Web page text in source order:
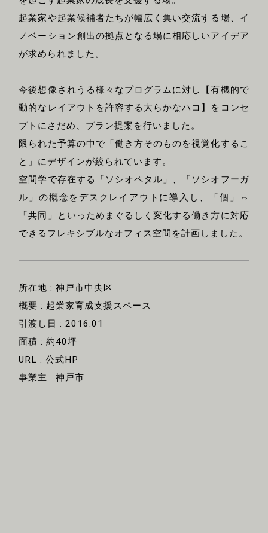
起業家や起業候補者たちが幅広く集い交流する場、イ
ノベーション創出の拠点となる場に相応しいアイデア
が求められました。
今後想像されうる様々なプログラムに対し【有機的で
動的なレイアウトを許容する大らかなハコ】をコンセ
プトにさだめ、プラン提案を行いました。
限られた予算の中で「働き方そのものを視覚化するこ
と」にデザインが絞られています。
空間学で存在する「ソシオペタル」、「ソシオフーガ
ル」の概念をデスクレイアウトに導入し、「個」⇔
「共同」といっためまぐるしく変化する働き方に対応
できるフレキシブルなオフィス空間を計画しました。
所在地 : 神戸市中央区
概要 : 起業家育成支援スペース
引渡し日 : 2016.01
面積 : 約40坪
URL :公式HP
事業主 : 神戸市